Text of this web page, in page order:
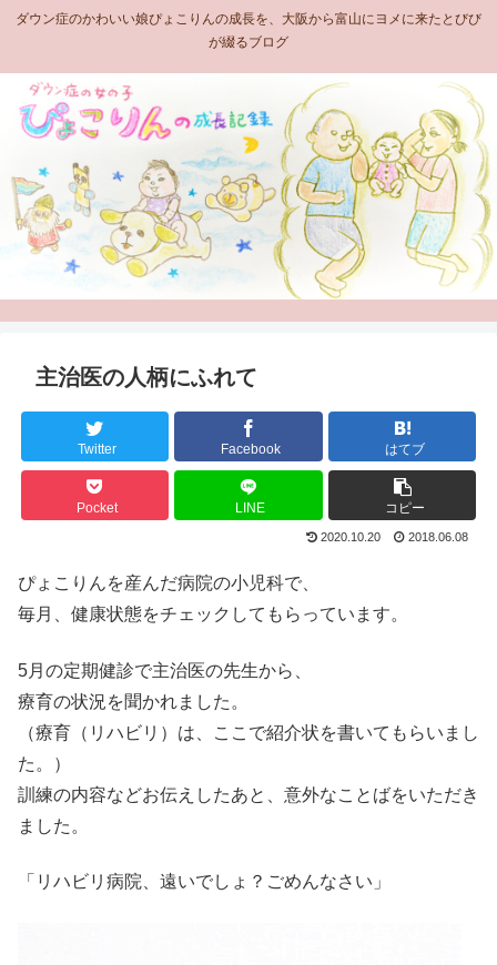
ダウン症のかわいい娘ぴょこりんの成長を、大阪から富山にヨメに来たとびび
が綴るブログ
主治医の人柄にふれて
Twitter Facebook はてブ
Pocket LINE コピー
2020.10.20 2018.06.08
ぴょこりんを産んだ病院の小児科で、
毎月、健康状態をチェックしてもらっています。
5月の定期健診で主治医の先生から、
療育の状況を聞かれました。
（療育（リハビリ）は、ここで紹介状を書いてもらいまし
た。）
訓練の内容などお伝えしたあと、意外なことばをいただき
ました。
「リハビリ病院、遠いでしょ？ごめんなさい」